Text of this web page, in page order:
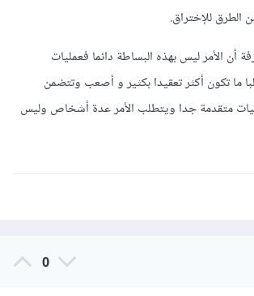
الطرق للإختراق.
أن الأمر ليس بهذه البساطة دائما فعمليات
ما تكون أكثر تعقيدا بكثير و أصعب وتتضمن
متقدمة جدا ويتطلب الأمر عدة أشخاص وليس
0